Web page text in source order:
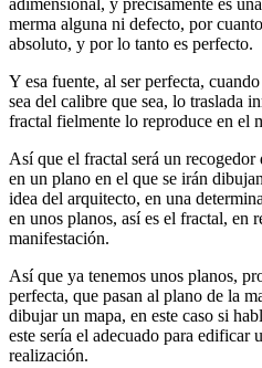
merma alguna ni defecto, por
absoluto, y por lo tanto es perfecto.
Y esa fuente, al ser perfecta,
sea del calibre que sea, lo traslada
fractal fielmente lo reproduce en el
Así que el fractal será un recogedor
en un plano en el que se irán
idea del arquitecto, en una
en unos planos, así es el fractal, en
manifestación.
Así que ya tenemos unos planos,
perfecta, que pasan al plano de la
dibujar un mapa, en este caso si
este sería el adecuado para edificar
realización.